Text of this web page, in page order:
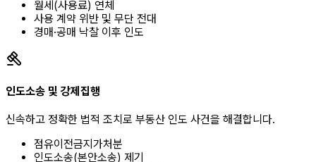
월세(사용료) 연체
사용 계약 위반 및 무단 전대
경매·공매 낙찰 이후 인도
인도소송 및 강제집행
신속하고 정확한 법적 조치로 부동산 인도 사건을 해결합니다.
점유이전금지가처분
인도소송(본안소송) 제기